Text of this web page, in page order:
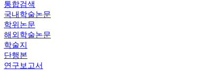
통합검색
국내학술논문
학위논문
해외학술논문
학술지
단행본
연구보고서